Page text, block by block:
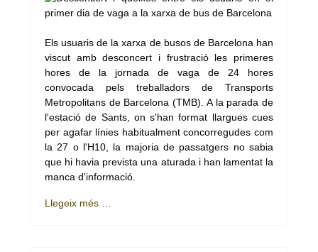
Els usuaris de la xarxa de busos de Barcelona han
viscut amb desconcert i frustració les primeres
hores de la jornada de vaga de 24 hores
convocada pels treballadors de Transports
Metropolitans de Barcelona (TMB). A la parada de
l'estació de Sants, on s'han format llargues cues
per agafar línies habitualment concorregudes com
la 27 o l'H10, la majoria de passatgers no sabia
que hi havia prevista una aturada i han lamentat la
manca d'informació.
Llegeix més …